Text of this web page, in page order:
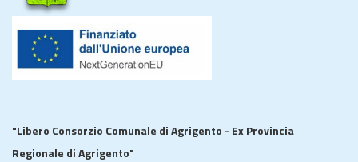
"Libero Consorzio Comunale di Agrigento - Ex Provincia
Regionale di Agrigento"